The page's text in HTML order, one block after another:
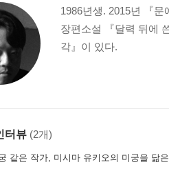
1986년생. 2015년 『
장편소설 『달력 뒤에
각』이 있다.
터뷰 (2개)
같은 작가, 미시마 유키오의 미궁을 닮